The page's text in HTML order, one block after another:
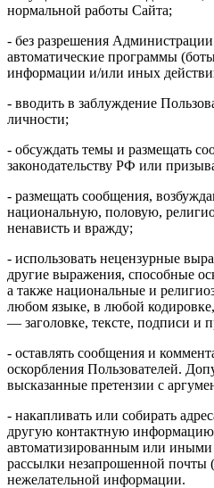
нормальной работы Сайта;
- без разрешения Администрации
автоматические программы
информации и/или иных
- вводить в заблуждение
личности;
- обсуждать темы и размещать
законодательству РФ или
- размещать сообщения,
национальную, половую,
ненависть и вражду;
- использовать нецензурные
другие выражения, способные
а также национальные и
любом языке, в любой
— заголовке, тексте, подписи и
- оставлять сообщения и
оскорбления Пользователей.
высказанные претензии с
- накапливать или собирать
другую контактную информацию
автоматизированным или иными
рассылки незапрошенной почты
нежелательной информации.